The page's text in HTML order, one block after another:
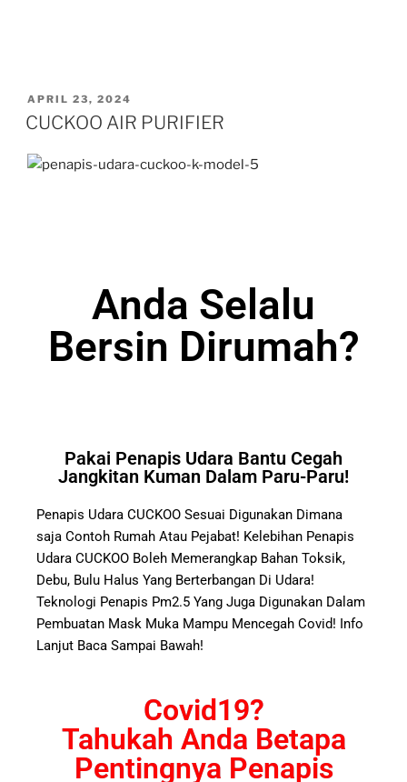
APRIL 23, 2024
CUCKOO AIR PURIFIER
Anda Selalu
Bersin Dirumah?
Pakai Penapis Udara Bantu Cegah
Jangkitan Kuman Dalam Paru-Paru!
Penapis Udara CUCKOO Sesuai Digunakan Dimana
saja Contoh Rumah Atau Pejabat! Kelebihan Penapis
Udara CUCKOO Boleh Memerangkap Bahan Toksik,
Debu, Bulu Halus Yang Berterbangan Di Udara!
Teknologi Penapis Pm2.5 Yang Juga Digunakan Dalam
Pembuatan Mask Muka Mampu Mencegah Covid! Info
Lanjut Baca Sampai Bawah!
Covid19?
Tahukah Anda Betapa
Pentingnya Penapis